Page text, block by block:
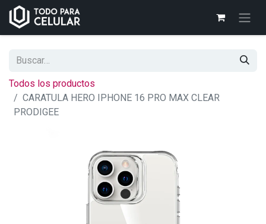
Todos los productos
CARATULA HERO IPHONE 16 PRO MAX CLEAR
PRODIGEE